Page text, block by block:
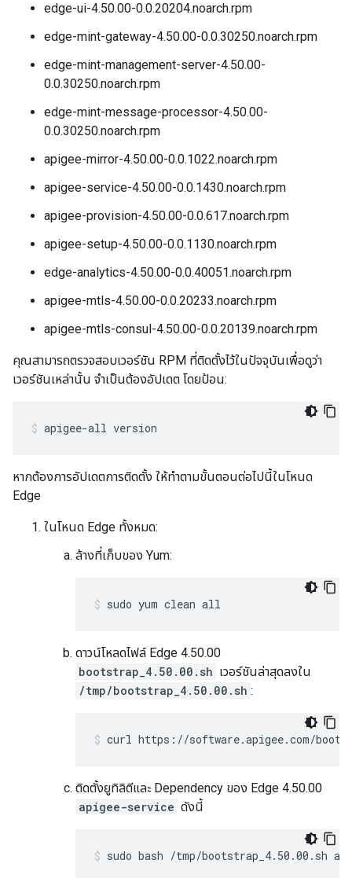
edge-ui-4.50.00-0.0.20204.noarch.rpm
edge-mint-gateway-4.50.00-0.0.30250.noarch.rpm
edge-mint-management-server-4.50.00-
0.0.30250.noarch.rpm
edge-mint-message-processor-4.50.00-
0.0.30250.noarch.rpm
apigee-mirror-4.50.00-0.0.1022.noarch.rpm
apigee-service-4.50.00-0.0.1430.noarch.rpm
apigee-provision-4.50.00-0.0.617.noarch.rpm
apigee-setup-4.50.00-0.0.1130.noarch.rpm
edge-analytics-4.50.00-0.0.40051.noarch.rpm
apigee-mtls-4.50.00-0.0.20233.noarch.rpm
apigee-mtls-consul-4.50.00-0.0.20139.noarch.rpm
คุณสามารถตรวจสอบเวอร์ชัน RPM ที่ติดตั้งไว้ในปัจจุบันเพื่อดูว่า
เวอร์ชันเหล่านั้น จำเป็นต้องอัปเดต โดยป้อน:
apigee-all version
หากต้องการอัปเดตการติดตั้ง ให้ทำตามขั้นตอนต่อไปนี้ในโหนด
Edge
ในโหนด Edge ทั้งหมด:
ล้างที่เก็บของ Yum:
sudo yum clean all
ดาวน์โหลดไฟล์ Edge 4.50.00
bootstrap_4.50.00.sh เวอร์ชันล่าสุดลงใน
/tmp/bootstrap_4.50.00.sh :
curl https://software.apigee.com/
ติดตั้งยูทิลิตีและ Dependency ของ Edge 4.50.00
apigee-service ดังนี้
sudo bash /tmp/bootstrap_4.50.00.sh